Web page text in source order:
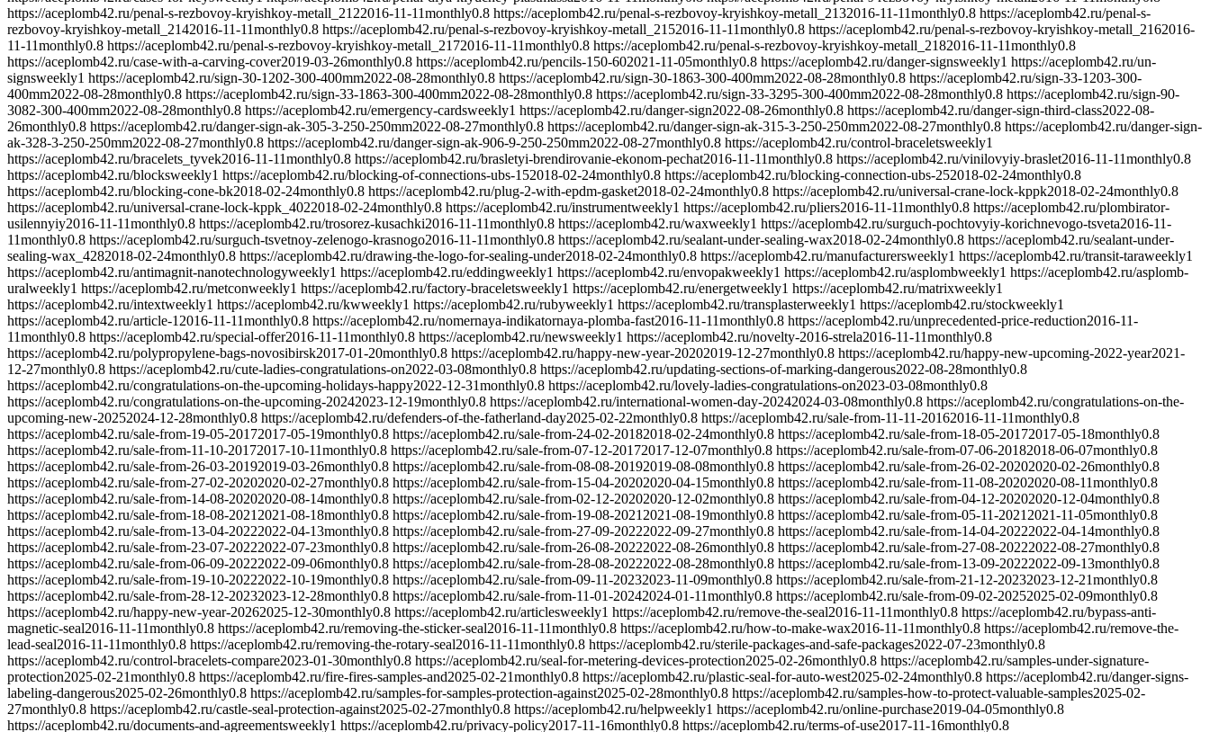
https://aceplomb42.ru/penal-s-rezbovoy-kryishkoy-metall_2122016-11-11monthly0.8 https://aceplomb42.ru/penal-s-rezbovoy-kryishkoy-metall_2132016-11-11monthly0.8 https://aceplomb42.ru/penal-s-
rezbovoy-kryishkoy-metall_2142016-11-11monthly0.8 https://aceplomb42.ru/penal-s-rezbovoy-kryishkoy-metall_2152016-11-11monthly0.8 https://aceplomb42.ru/penal-s-rezbovoy-kryishkoy-metall_2162016-
11-11monthly0.8 https://aceplomb42.ru/penal-s-rezbovoy-kryishkoy-metall_2172016-11-11monthly0.8 https://aceplomb42.ru/penal-s-rezbovoy-kryishkoy-metall_2182016-11-11monthly0.8
https://aceplomb42.ru/case-with-a-carving-cover2019-03-26monthly0.8 https://aceplomb42.ru/pencils-150-602021-11-05monthly0.8 https://aceplomb42.ru/danger-signsweekly1 https://aceplomb42.ru/un-
signsweekly1 https://aceplomb42.ru/sign-30-1202-300-400mm2022-08-28monthly0.8 https://aceplomb42.ru/sign-30-1863-300-400mm2022-08-28monthly0.8 https://aceplomb42.ru/sign-33-1203-300-
400mm2022-08-28monthly0.8 https://aceplomb42.ru/sign-33-1863-300-400mm2022-08-28monthly0.8 https://aceplomb42.ru/sign-33-3295-300-400mm2022-08-28monthly0.8 https://aceplomb42.ru/sign-90-
3082-300-400mm2022-08-28monthly0.8 https://aceplomb42.ru/emergency-cardsweekly1 https://aceplomb42.ru/danger-sign2022-08-26monthly0.8 https://aceplomb42.ru/danger-sign-third-class2022-08-
26monthly0.8 https://aceplomb42.ru/danger-sign-ak-305-3-250-250mm2022-08-27monthly0.8 https://aceplomb42.ru/danger-sign-ak-315-3-250-250mm2022-08-27monthly0.8 https://aceplomb42.ru/danger-sign-
ak-328-3-250-250mm2022-08-27monthly0.8 https://aceplomb42.ru/danger-sign-ak-906-9-250-250mm2022-08-27monthly0.8 https://aceplomb42.ru/control-braceletsweekly1
https://aceplomb42.ru/bracelets_tyvek2016-11-11monthly0.8 https://aceplomb42.ru/brasletyi-brendirovanie-ekonom-pechat2016-11-11monthly0.8 https://aceplomb42.ru/vinilovyiy-braslet2016-11-11monthly0.8
https://aceplomb42.ru/blocksweekly1 https://aceplomb42.ru/blocking-of-connections-ubs-152018-02-24monthly0.8 https://aceplomb42.ru/blocking-connection-ubs-252018-02-24monthly0.8
https://aceplomb42.ru/blocking-cone-bk2018-02-24monthly0.8 https://aceplomb42.ru/plug-2-with-epdm-gasket2018-02-24monthly0.8 https://aceplomb42.ru/universal-crane-lock-kppk2018-02-24monthly0.8
https://aceplomb42.ru/universal-crane-lock-kppk_4022018-02-24monthly0.8 https://aceplomb42.ru/instrumentweekly1 https://aceplomb42.ru/pliers2016-11-11monthly0.8 https://aceplomb42.ru/plombirator-
usilennyiy2016-11-11monthly0.8 https://aceplomb42.ru/trosorez-kusachki2016-11-11monthly0.8 https://aceplomb42.ru/waxweekly1 https://aceplomb42.ru/surguch-pochtovyiy-korichnevogo-tsveta2016-11-
11monthly0.8 https://aceplomb42.ru/surguch-tsvetnoy-zelenogo-krasnogo2016-11-11monthly0.8 https://aceplomb42.ru/sealant-under-sealing-wax2018-02-24monthly0.8 https://aceplomb42.ru/sealant-under-
sealing-wax_4282018-02-24monthly0.8 https://aceplomb42.ru/drawing-the-logo-for-sealing-under2018-02-24monthly0.8 https://aceplomb42.ru/manufacturersweekly1 https://aceplomb42.ru/transit-taraweekly1
https://aceplomb42.ru/antimagnit-nanotechnologyweekly1 https://aceplomb42.ru/eddingweekly1 https://aceplomb42.ru/envopakweekly1 https://aceplomb42.ru/asplombweekly1 https://aceplomb42.ru/asplomb-
uralweekly1 https://aceplomb42.ru/metconweekly1 https://aceplomb42.ru/factory-braceletsweekly1 https://aceplomb42.ru/energetweekly1 https://aceplomb42.ru/matrixweekly1
https://aceplomb42.ru/intextweekly1 https://aceplomb42.ru/kwweekly1 https://aceplomb42.ru/rubyweekly1 https://aceplomb42.ru/transplasterweekly1 https://aceplomb42.ru/stockweekly1
https://aceplomb42.ru/article-1 2016-11-11monthly0.8 https://aceplomb42.ru/nomernaya-indikatornaya-plomba-fast2016-11-11monthly0.8 https://aceplomb42.ru/unprecedented-price-reduction2016-11-
11monthly0.8 https://aceplomb42.ru/special-offer2016-11-11monthly0.8 https://aceplomb42.ru/newsweekly1 https://aceplomb42.ru/novelty-2016-strela2016-11-11monthly0.8
https://aceplomb42.ru/polypropylene-bags-novosibirsk2017-01-20monthly0.8 https://aceplomb42.ru/happy-new-year-20202019-12-27monthly0.8 https://aceplomb42.ru/happy-new-upcoming-2022-year2021-
12-27monthly0.8 https://aceplomb42.ru/cute-ladies-congratulations-on2022-03-08monthly0.8 https://aceplomb42.ru/updating-sections-of-marking-dangerous2022-08-28monthly0.8
https://aceplomb42.ru/congratulations-on-the-upcoming-holidays-happy2022-12-31monthly0.8 https://aceplomb42.ru/lovely-ladies-congratulations-on2023-03-08monthly0.8
https://aceplomb42.ru/congratulations-on-the-upcoming-20242023-12-19monthly0.8 https://aceplomb42.ru/international-women-day-20242024-03-08monthly0.8 https://aceplomb42.ru/congratulations-on-the-
upcoming-new-20252024-12-28monthly0.8 https://aceplomb42.ru/defenders-of-the-fatherland-day2025-02-22monthly0.8 https://aceplomb42.ru/sale-from-11-11-20162016-11-11monthly0.8
https://aceplomb42.ru/sale-from-19-05-20172017-05-19monthly0.8 https://aceplomb42.ru/sale-from-24-02-20182018-02-24monthly0.8 https://aceplomb42.ru/sale-from-18-05-20172017-05-18monthly0.8
https://aceplomb42.ru/sale-from-11-10-20172017-10-11monthly0.8 https://aceplomb42.ru/sale-from-07-12-20172017-12-07monthly0.8 https://aceplomb42.ru/sale-from-07-06-20182018-06-07monthly0.8
https://aceplomb42.ru/sale-from-26-03-20192019-03-26monthly0.8 https://aceplomb42.ru/sale-from-08-08-20192019-08-08monthly0.8 https://aceplomb42.ru/sale-from-26-02-20202020-02-26monthly0.8
https://aceplomb42.ru/sale-from-27-02-20202020-02-27monthly0.8 https://aceplomb42.ru/sale-from-15-04-20202020-04-15monthly0.8 https://aceplomb42.ru/sale-from-11-08-20202020-08-11monthly0.8
https://aceplomb42.ru/sale-from-14-08-20202020-08-14monthly0.8 https://aceplomb42.ru/sale-from-02-12-20202020-12-02monthly0.8 https://aceplomb42.ru/sale-from-04-12-20202020-12-04monthly0.8
https://aceplomb42.ru/sale-from-18-08-2021 2021-08-18monthly0.8 https://aceplomb42.ru/sale-from-19-08-2021 2021-08-19monthly0.8 https://aceplomb42.ru/sale-from-05-11-2021 2021-11-05monthly0.8
https://aceplomb42.ru/sale-from-13-04-20222022-04-13monthly0.8 https://aceplomb42.ru/sale-from-27-09-20222022-09-27monthly0.8 https://aceplomb42.ru/sale-from-14-04-20222022-04-14monthly0.8
https://aceplomb42.ru/sale-from-23-07-20222022-07-23monthly0.8 https://aceplomb42.ru/sale-from-26-08-20222022-08-26monthly0.8 https://aceplomb42.ru/sale-from-27-08-20222022-08-27monthly0.8
https://aceplomb42.ru/sale-from-06-09-20222022-09-06monthly0.8 https://aceplomb42.ru/sale-from-28-08-20222022-08-28monthly0.8 https://aceplomb42.ru/sale-from-13-09-20222022-09-13monthly0.8
https://aceplomb42.ru/sale-from-19-10-20222022-10-19monthly0.8 https://aceplomb42.ru/sale-from-09-11-20232023-11-09monthly0.8 https://aceplomb42.ru/sale-from-21-12-20232023-12-21monthly0.8
https://aceplomb42.ru/sale-from-28-12-20232023-12-28monthly0.8 https://aceplomb42.ru/sale-from-11-01-20242024-01-11monthly0.8 https://aceplomb42.ru/sale-from-09-02-20252025-02-09monthly0.8
https://aceplomb42.ru/happy-new-year-20262025-12-30monthly0.8 https://aceplomb42.ru/articlesweekly1 https://aceplomb42.ru/remove-the-seal2016-11-11monthly0.8 https://aceplomb42.ru/bypass-anti-
magnetic-seal2016-11-11monthly0.8 https://aceplomb42.ru/removing-the-sticker-seal2016-11-11monthly0.8 https://aceplomb42.ru/how-to-make-wax2016-11-11monthly0.8 https://aceplomb42.ru/remove-the-
lead-seal2016-11-11monthly0.8 https://aceplomb42.ru/removing-the-rotary-seal2016-11-11monthly0.8 https://aceplomb42.ru/sterile-packages-and-safe-packages2022-07-23monthly0.8
https://aceplomb42.ru/control-bracelets-compare2023-01-30monthly0.8 https://aceplomb42.ru/seal-for-metering-devices-protection2025-02-26monthly0.8 https://aceplomb42.ru/samples-under-signature-
protection2025-02-21monthly0.8 https://aceplomb42.ru/fire-fires-samples-and2025-02-21monthly0.8 https://aceplomb42.ru/plastic-seal-for-auto-west2025-02-24monthly0.8 https://aceplomb42.ru/danger-signs-
labeling-dangerous2025-02-26monthly0.8 https://aceplomb42.ru/samples-for-samples-protection-against2025-02-28monthly0.8 https://aceplomb42.ru/samples-how-to-protect-valuable-samples2025-02-
27monthly0.8 https://aceplomb42.ru/castle-seal-protection-against2025-02-27monthly0.8 https://aceplomb42.ru/helpweekly1 https://aceplomb42.ru/online-purchase2019-04-05monthly0.8
https://aceplomb42.ru/documents-and-agreementsweekly1 https://aceplomb42.ru/privacy-policy2017-11-16monthly0.8 https://aceplomb42.ru/terms-of-use2017-11-16monthly0.8